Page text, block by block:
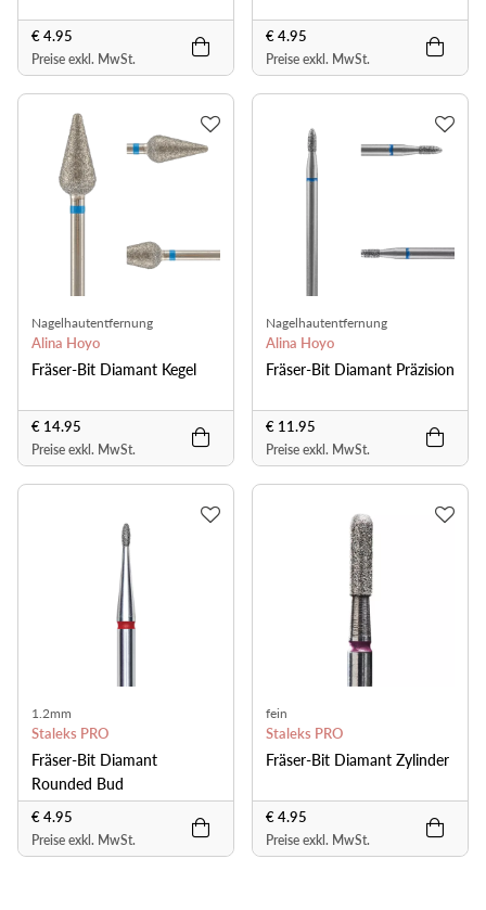
€ 4.95
Preise exkl. MwSt.
€ 4.95
Preise exkl. MwSt.
Nagelhautentfernung
Alina Hoyo
Fräser-Bit Diamant Kegel
€ 14.95
Preise exkl. MwSt.
Nagelhautentfernung
Alina Hoyo
Fräser-Bit Diamant Präzision
€ 11.95
Preise exkl. MwSt.
1.2mm
Staleks PRO
Fräser-Bit Diamant
Rounded Bud
€ 4.95
Preise exkl. MwSt.
fein
Staleks PRO
Fräser-Bit Diamant Zylinder
€ 4.95
Preise exkl. MwSt.